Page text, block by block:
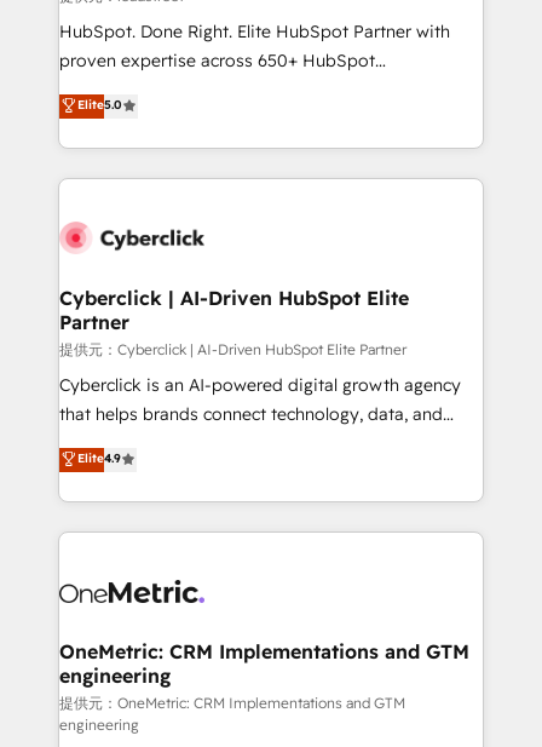
architecture, AI enablement, and strategic marketing,
delivered through our proprietary FLAIR framework
Partner and ISO 27001:2022 certified consultancy,
we blend strategy, creativity, and technology to help
HubSpot. Done Right. Elite HubSpot Partner with
proven expertise across 650+ HubSpot
implementations. With 12+ years of HubSpot
experience, we help you use the HubSpot platform
to its fullest capacity, improve your current HubSpot
website, or build your new one.
Elite5.0
Cyberclick | AI-Driven HubSpot Elite
Partner
提供元：Cyberclick | AI-Driven HubSpot Elite Partner
Cyberclick is an AI-powered digital growth agency
that helps brands connect technology, data, and
creativity to achieve measurable results. Founded in
Barcelona and operating across Spain, LATAM, and
the UK, we support global companies in building
smarter marketing, sales, and customer success
Iberia (Spain & Portugal), we combine human insight
growth. Our multidisciplinary team designs solutions
that simplify complexity, boost performance, and
turn innovation into real impact. 🌍 Highlights •
HubSpot Partner since 2012 • 2022 EMEA Impact
Elite4.9
OneMetric: CRM Implementations and GTM
engineering
提供元：OneMetric: CRM Implementations and GTM
engineering